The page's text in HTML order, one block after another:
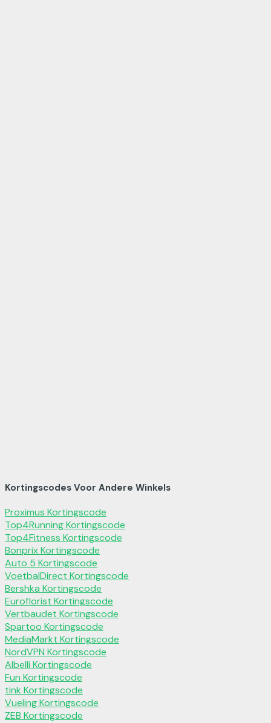
Kortingscodes Voor Andere Winkels
Proximus Kortingscode
Top4Running Kortingscode
Top4Fitness Kortingscode
Bonprix Kortingscode
Auto 5 Kortingscode
VoetbalDirect Kortingscode
Bershka Kortingscode
Euroflorist Kortingscode
Vertbaudet Kortingscode
Spartoo Kortingscode
MediaMarkt Kortingscode
NordVPN Kortingscode
Albelli Kortingscode
Fun Kortingscode
tink Kortingscode
Vueling Kortingscode
ZEB Kortingscode